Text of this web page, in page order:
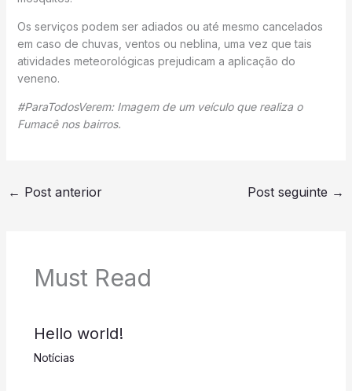
Os serviços podem ser adiados ou até mesmo cancelados
em caso de chuvas, ventos ou neblina, uma vez que tais
atividades meteorológicas prejudicam a aplicação do
veneno.
#ParaTodosVerem: Imagem de um veículo que realiza o
Fumacê nos bairros.
← Post anterior Post seguinte →
Must Read
Hello world!
Notícias